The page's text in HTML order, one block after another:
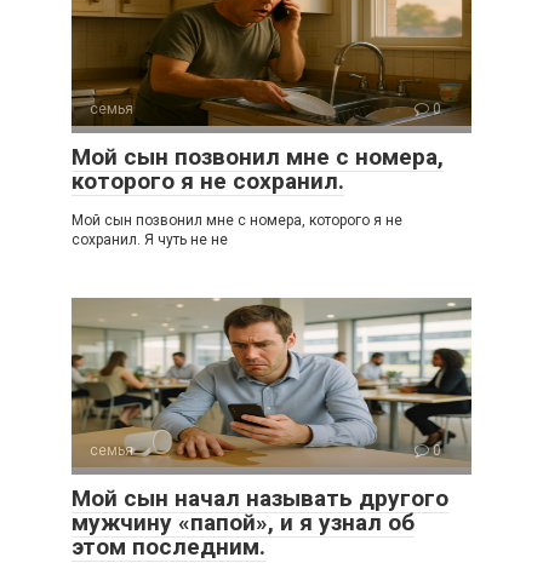
семья 0
Мой сын позвонил мне с номера,
которого я не сохранил.
Мой сын позвонил мне с номера, которого я не
сохранил. Я чуть не не
семья 0
Мой сын начал называть другого
мужчину «папой», и я узнал об
этом последним.